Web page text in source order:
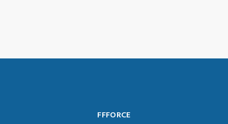
FFFORCE